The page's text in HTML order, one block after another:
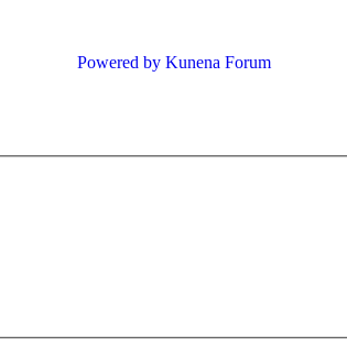
Powered by Kunena Forum